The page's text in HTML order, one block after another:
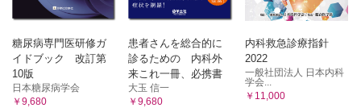
糖尿病専門医研修ガ
イドブック 改訂第
10版
日本糖尿病学会
￥9,680
患者さんを総合的に
診るための 内科外
来これ一冊、必携書
大玉 信一
￥9,680
内科救急診療指針
2022
一般社団法人 日本内科
学会...
￥11,000